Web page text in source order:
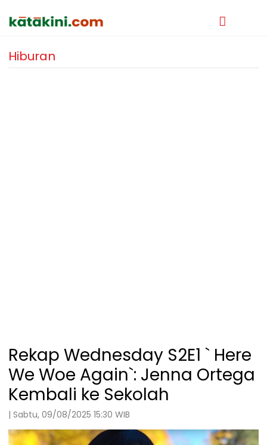
Hiburan
Rekap Wednesday S2E1 ` Here
We Woe Again`: Jenna Ortega
Kembali ke Sekolah
| Sabtu, 09/08/2025 15:30 WIB